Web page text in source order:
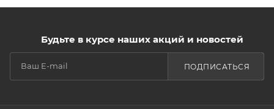
Будьте в курсе наших акций и новостей
ПОДПИСАТЬСЯ